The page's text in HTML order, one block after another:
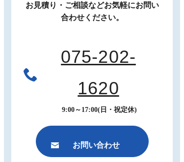
お見積り・ご相談などお気軽にお問い
合わせください。
075-202-
1620
9:00～17:00(日・祝定休)
お問い合わせ